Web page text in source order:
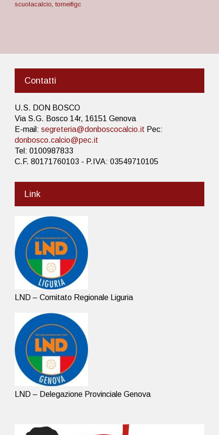
scuolacalcio, torneifigc
Contatti
U.S. DON BOSCO
Via S.G. Bosco 14r, 16151 Genova
E-mail: segreteria@donboscocalcio.it Pec:
donbosco.calcio@pec.it
Tel: 0100987833
C.F. 80171760103 - P.IVA: 03549710105
Link
LND – Comitato Regionale Liguria
LND – Delegazione Provinciale Genova